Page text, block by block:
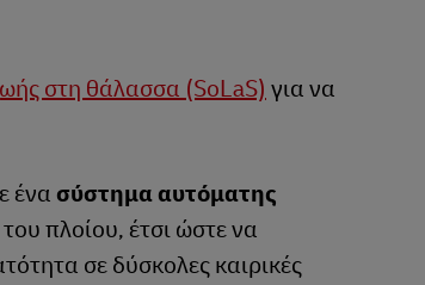
στη θάλασσα (SoLaS) για να
ένα σύστημα αυτόματης
πλοίου, έτσι ώστε να
σε δύσκολες καιρικές